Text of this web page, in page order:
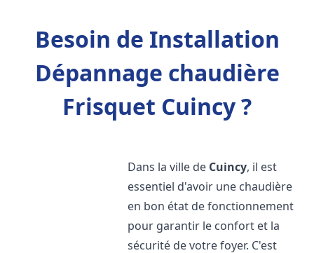
Besoin de Installation
Dépannage chaudière
Frisquet Cuincy ?
Dans la ville de Cuincy, il est
essentiel d'avoir une chaudière
en bon état de fonctionnement
pour garantir le confort et la
sécurité de votre foyer. C'est